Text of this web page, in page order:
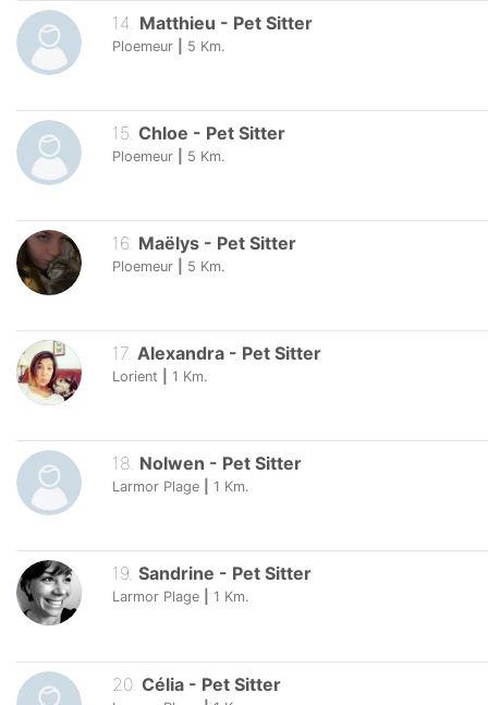
14 Matthieu - Pet Sitter
Ploemeur 5 Km.
15 Chloe - Pet Sitter
Ploemeur 5 Km.
16 Maëlys - Pet Sitter
Ploemeur 5 Km.
17. Alexandra - Pet Sitter
Lorient 1 Km.
18. Nolwen - Pet Sitter
Larmor Plage 1 Km.
19. Sandrine - Pet Sitter
Larmor Plage 1 Km.
20. Célia - Pet Sitter